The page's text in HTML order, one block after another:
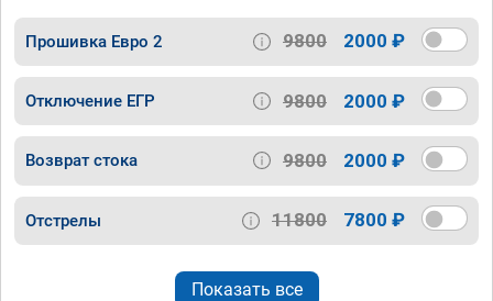
Прошивка Евро 2 9800 2000 ₽
Отключение ЕГР 9800 2000 ₽
Возврат стока 9800 2000 ₽
Отстрелы 11800 7800 ₽
Показать все